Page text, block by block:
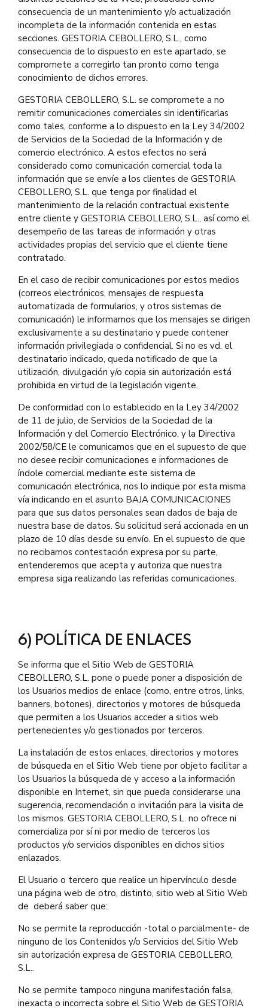
consecuencia de un mantenimiento y/o actualización
incompleta de la información contenida en estas
secciones. GESTORIA CEBOLLERO, S.L., como
consecuencia de lo dispuesto en este apartado, se
compromete a corregirlo tan pronto como tenga
conocimiento de dichos errores.
GESTORIA CEBOLLERO, S.L. se compromete a no
remitir comunicaciones comerciales sin identificarlas
como tales, conforme a lo dispuesto en la Ley 34/2002
de Servicios de la Sociedad de la Información y de
comercio electrónico. A estos efectos no será
considerado como comunicación comercial toda la
información que se envíe a los clientes de GESTORIA
CEBOLLERO, S.L. que tenga por finalidad el
mantenimiento de la relación contractual existente
entre cliente y GESTORIA CEBOLLERO, S.L., así como el
desempeño de las tareas de información y otras
actividades propias del servicio que el cliente tiene
contratado.
En el caso de recibir comunicaciones por estos medios
(correos electrónicos, mensajes de respuesta
automatizada de formularios, y otros sistemas de
comunicación) le informamos que los mensajes se dirigen
exclusivamente a su destinatario y puede contener
información privilegiada o confidencial. Si no es vd. el
destinatario indicado, queda notificado de que la
utilización, divulgación y/o copia sin autorización está
prohibida en virtud de la legislación vigente.
De conformidad con lo establecido en la Ley 34/2002
de 11 de julio, de Servicios de la Sociedad de la
Información y del Comercio Electrónico, y la Directiva
2002/58/CE le comunicamos que en el supuesto de que
no desee recibir comunicaciones e informaciones de
índole comercial mediante este sistema de
comunicación electrónica, nos lo indique por esta misma
vía indicando en el asunto BAJA COMUNICACIONES
para que sus datos personales sean dados de baja de
nuestra base de datos. Su solicitud será accionada en un
plazo de 10 días desde su envío. En el supuesto de que
no recibamos contestación expresa por su parte,
entenderemos que acepta y autoriza que nuestra
empresa siga realizando las referidas comunicaciones.
6) POLÍTICA DE ENLACES
Se informa que el Sitio Web de GESTORIA
CEBOLLERO, S.L. pone o puede poner a disposición de
los Usuarios medios de enlace (como, entre otros, links,
banners, botones), directorios y motores de búsqueda
que permiten a los Usuarios acceder a sitios web
pertenecientes y/o gestionados por terceros.
La instalación de estos enlaces, directorios y motores
de búsqueda en el Sitio Web tiene por objeto facilitar a
los Usuarios la búsqueda de y acceso a la información
disponible en Internet, sin que pueda considerarse una
sugerencia, recomendación o invitación para la visita de
los mismos. GESTORIA CEBOLLERO, S.L. no ofrece ni
comercializa por sí ni por medio de terceros los
productos y/o servicios disponibles en dichos sitios
enlazados.
El Usuario o tercero que realice un hipervínculo desde
una página web de otro, distinto, sitio web al Sitio Web
de deberá saber que:
No se permite la reproducción -total o parcialmente- de
ninguno de los Contenidos y/o Servicios del Sitio Web
sin autorización expresa de GESTORIA CEBOLLERO,
S.L..
No se permite tampoco ninguna manifestación falsa,
inexacta o incorrecta sobre el Sitio Web de GESTORIA